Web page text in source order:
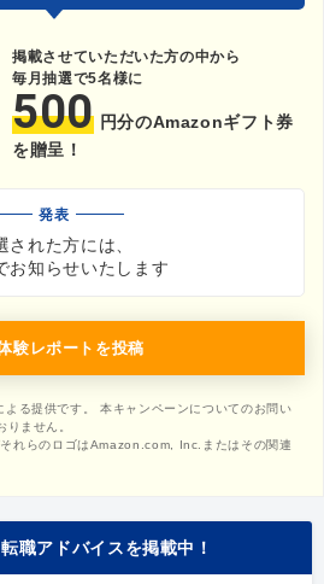
掲載させていただいた方の中から
毎月抽選で5名様に
500 円分のAmazonギフト券
を贈呈！
発表
された方には、
お知らせいたします
験レポートを投稿
る提供です。 本キャンペーンについてのお問い
ません。
れらのロゴはAmazon.com, Inc.またはその関連
職アドバイスを掲載中！